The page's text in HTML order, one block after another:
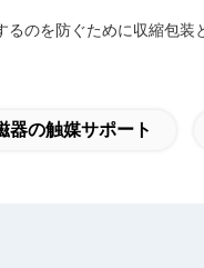
のを防ぐために収縮包
器の触媒サポート